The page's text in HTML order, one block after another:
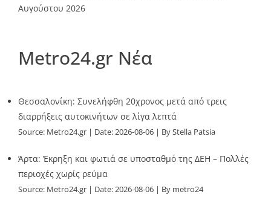
Αυγούστου 2026
Metro24.gr Νέα
Θεσσαλονίκη: Συνελήφθη 20χρονος μετά από τρεις
διαρρήξεις αυτοκινήτων σε λίγα λεπτά
Source: Metro24.gr Date: 2026-08-06 By Stella Patsia
Άρτα: Έκρηξη και φωτιά σε υποσταθμό της ΔΕΗ – Πολλές
περιοχές χωρίς ρεύμα
Source: Metro24.gr Date: 2026-08-06 By metro24